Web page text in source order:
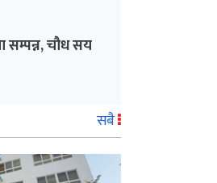
सम्पन्न, चौध सय
सबै